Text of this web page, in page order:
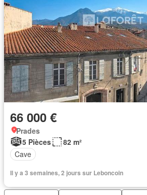
66 000 €
Prades
5 Pièces
82 m²
Cave
Il y a 3 semaines, 2 jours sur Leboncoin